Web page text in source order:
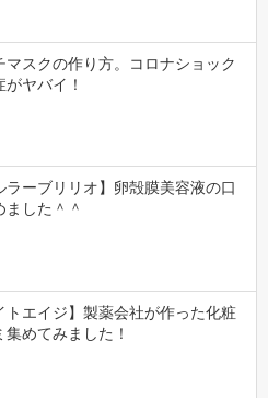
マスクの作り方。コロナショック
がヤバイ！
ラーブリリオ】卵殻膜美容液の口
ました＾＾
トエイジ】製薬会社が作った化粧
集めてみました！